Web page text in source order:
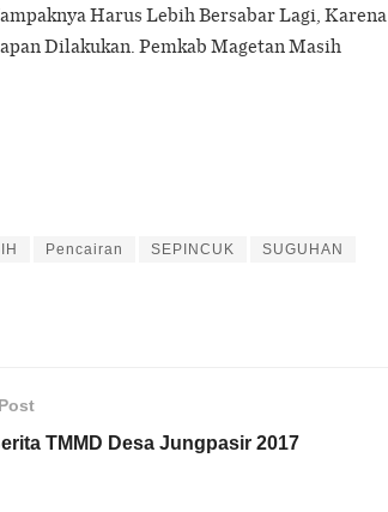
Harus Lebih Bersabar Lagi, Karena
Dilakukan. Pemkab Magetan Masih
Pencairan SEPINCUK SUGUHAN
TMMD Desa Jungpasir 2017